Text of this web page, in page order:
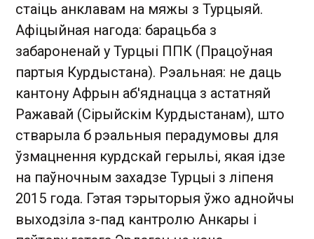
стаіць анклавам на мяжы з Турцыяй.
Афіцыйная нагода: барацьба з
забароненай у Турцыі ППК (Працоўная
партыя Курдыстана). Рэальная: не даць
кантону Афрын аб'яднацца з астатняй
Ражавай (Сірыйскім Курдыстанам), што
стварыла б рэальныя перадумовы для
ўзмацнення курдскай герыльі, якая ідзе
на паўночным захадзе Турцыі з ліпеня
2015 года. Гэтая тэрыторыя ўжо аднойчы
выходзіла з-пад кантролю Анкары і